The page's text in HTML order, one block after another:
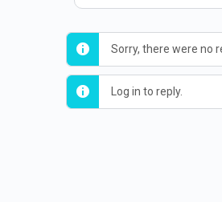
Sorry, there were no
Log in to reply.